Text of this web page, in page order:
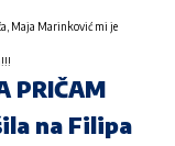
Maja Marinković mi je
PRIČAM
na Filipa